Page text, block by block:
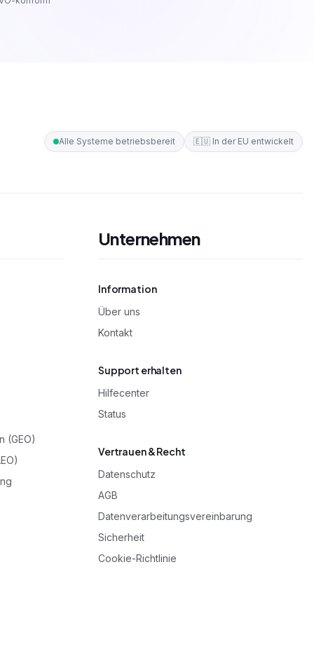
Alle Systeme betriebsbereit 🇪🇺 In der EU entwickelt
(GEO)
Unternehmen
Information
Über uns
Kontakt
Support erhalten
Hilfecenter
Status
Vertrauen & Recht
Datenschutz
AGB
Datenverarbeitungsvereinbarung
Sicherheit
Cookie-Richtlinie